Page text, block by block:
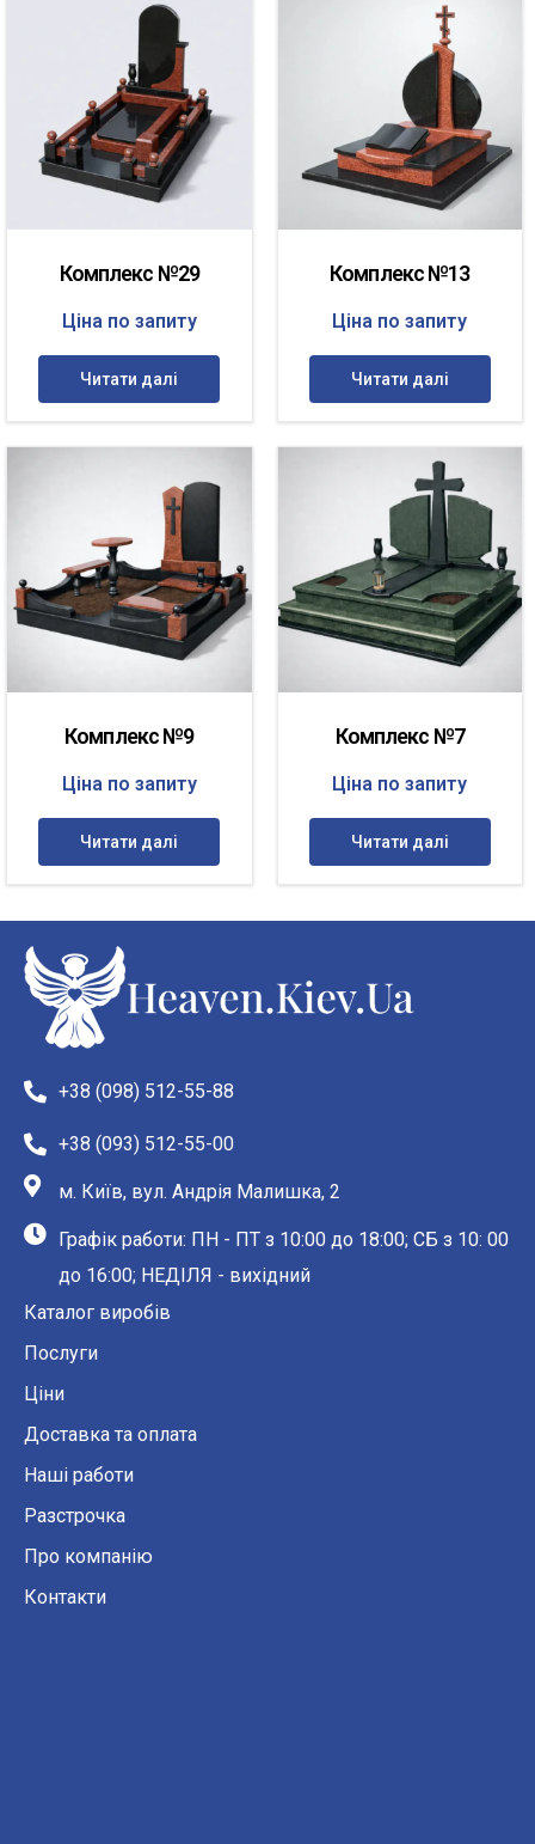
Комплекс №29
Ціна по запиту
Читати далі
Комплекс №13
Ціна по запиту
Читати далі
Комплекс №9
Ціна по запиту
Читати далі
Комплекс №7
Ціна по запиту
Читати далі
+38 (098) 512-55-88
+38 (093) 512-55-00
м. Київ, вул. Андрія Малишка, 2
Графік работи: ПН - ПТ з 10:00 до 18:00; СБ з 10: 00
до 16:00; НЕДІЛЯ - вихідний
Каталог виробів
Послуги
Ціни
Доставка та оплата
Наші работи
Разстрочка
Про компанію
Контакти